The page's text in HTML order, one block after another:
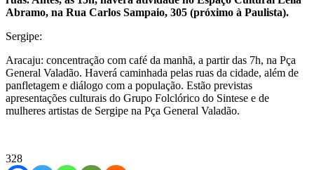
Abramo, na Rua Carlos Sampaio, 305 (próximo à Paulista).
Sergipe:
Aracaju: concentração com café da manhã, a partir das 7h, na Pça
General Valadão. Haverá caminhada pelas ruas da cidade, além de
panfletagem e diálogo com a população. Estão previstas
apresentações culturais do Grupo Folclórico do Sintese e de
mulheres artistas de Sergipe na Pça General Valadão.
328